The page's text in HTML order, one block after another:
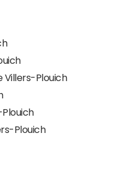
Villers-Plouich
Plouich